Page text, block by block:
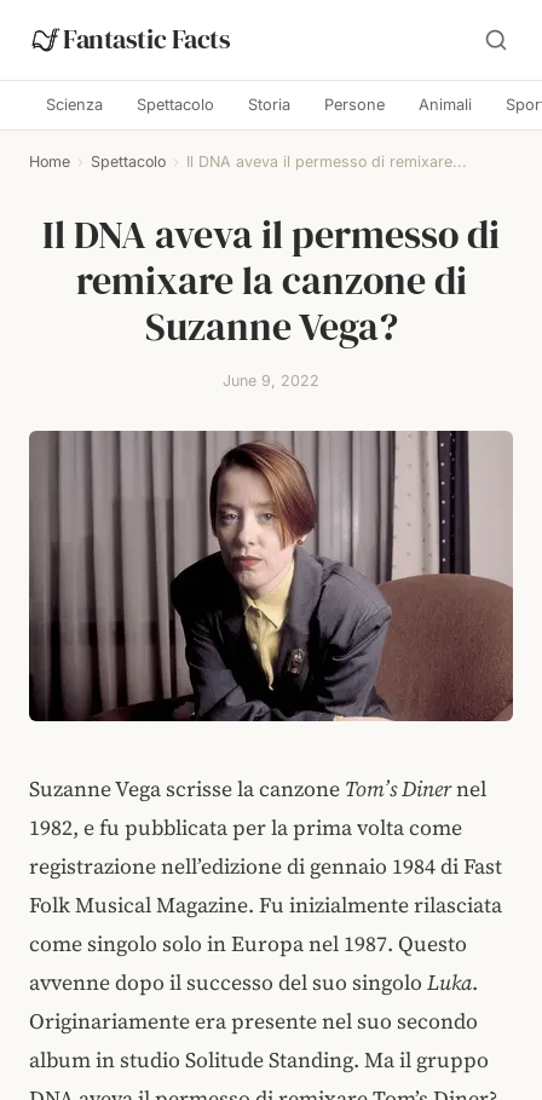
Fantastic Facts
Scienza Spettacolo Storia Persone Animali
Home › Spettacolo › Il DNA aveva il permesso di remixare...
Il DNA aveva il permesso di
remixare la canzone di
Suzanne Vega?
June 9, 2022
Suzanne Vega scrisse la canzone Tom’s Dinernel
1982, e fu pubblicata per la prima volta come
registrazione nell’edizione di gennaio 1984 di Fast
Folk Musical Magazine. Fu inizialmente rilasciata
come singolo solo in Europa nel 1987. Questo
avvenne dopo il successo del suo singolo Luka.
Originariamente era presente nel suo secondo
album in studio Solitude Standing. Ma il gruppo